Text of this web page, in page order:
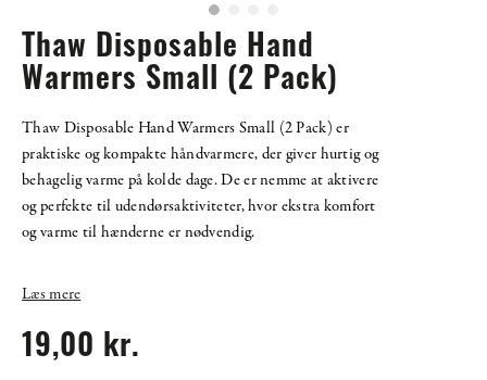
Thaw Disposable Hand
Warmers Small (2 Pack)
Thaw Disposable Hand Warmers Small (2 Pack) er
praktiske og kompakte håndvarmere, der giver hurtig og
behagelig varme på kolde dage. De er nemme at aktivere
og perfekte til udendørsaktiviteter, hvor ekstra komfort
og varme til hænderne er nødvendig.
Læs mere
19,00 kr.